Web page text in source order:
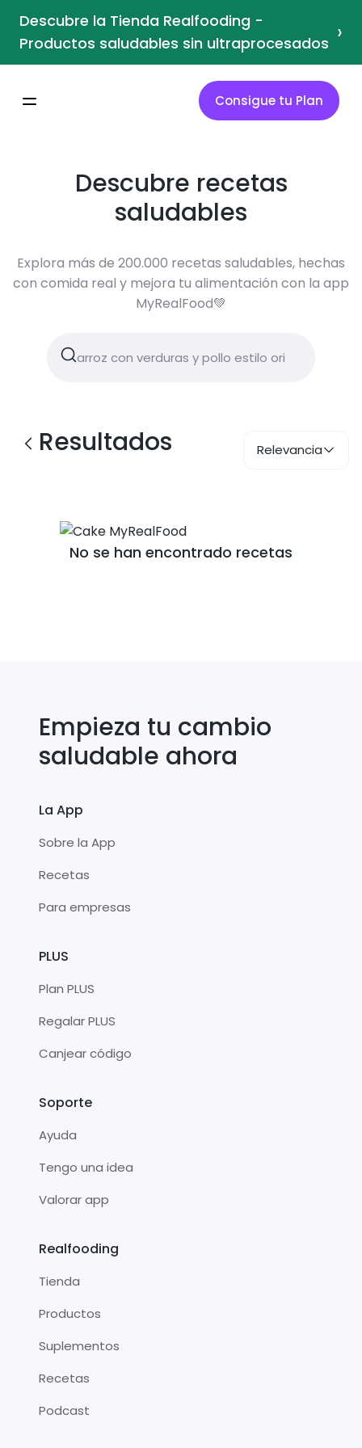
Descubre la Tienda Realfooding -
Productos saludables sin ultraprocesados ›
Consigue tu Plan
Descubre recetas
saludables
Explora más de 200.000 recetas saludables, hechas
con comida real y mejora tu alimentación con la app
MyRealFood💚
Resultados Relevancia
No se han encontrado recetas
Empieza tu cambio
saludable ahora
La App
Sobre la App
Recetas
Para empresas
PLUS
Plan PLUS
Regalar PLUS
Canjear código
Soporte
Ayuda
Tengo una idea
Valorar app
Realfooding
Tienda
Productos
Suplementos
Recetas
Podcast